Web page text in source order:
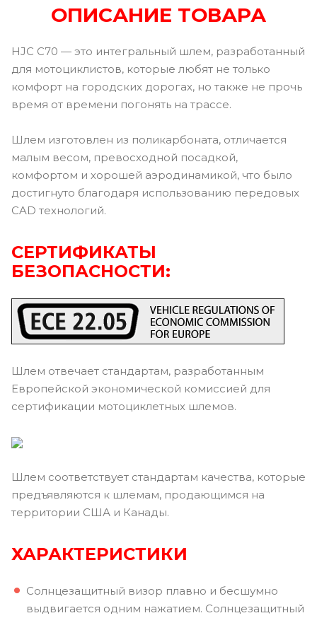
ОПИСАНИЕ ТОВАРА
HJC C70 — это интегральный шлем, разработанный
для мотоциклистов, которые любят не только
комфорт на городских дорогах, но также не прочь
время от времени погонять на трассе.
Шлем изготовлен из поликарбоната, отличается
малым весом, превосходной посадкой,
комфортом и хорошей аэродинамикой, что было
достигнуто благодаря использованию передовых
CAD технологий.
СЕРТИФИКАТЫ
БЕЗОПАСНОСТИ:
Шлем отвечает стандартам, разработанным
Европейской экономической комиссией для
сертификации мотоциклетных шлемов.
Шлем соответствует стандартам качества, которые
предъявляются к шлемам, продающимся на
территории США и Канады.
ХАРАКТЕРИСТИКИ
Солнцезащитный визор плавно и бесшумно
выдвигается одним нажатием. Солнцезащитный